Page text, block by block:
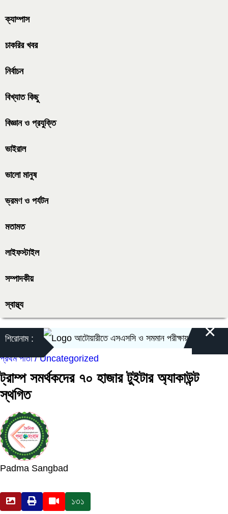
ক্যাম্পাস
চাকরির খবর
নির্বাচন
বিখ্যাত কিছু
বিজ্ঞান ও প্রযুক্তি
ভাইরাল
ভালো মানুষ
ভ্রমণ ও পর্যটন
মতামত
লাইফস্টাইল
সম্পাদকীয়
স্বাস্থ্য
শিরোনাম : আটোয়ারীতে এসএসসি ও সমমান পরীক্ষায় ২,৫৬১ জন×
প্রথম পাতা / Uncategorized
ট্রাম্প সমর্থকদের ৭০ হাজার টুইটার অ্যাকাউন্ট
স্থগিত
Padma Sangbad
১৩১